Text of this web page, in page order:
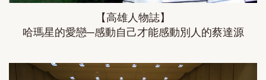
【高雄人物誌】
哈瑪星的愛戀─感動自己才能感動別人的蔡達源